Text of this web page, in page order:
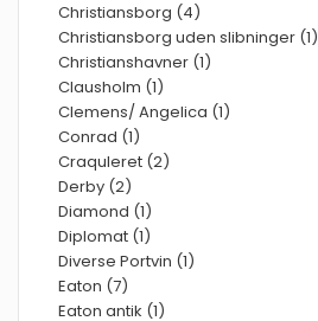
Christiansborg (4)
Christiansborg uden slibninger (1)
Christianshavner (1)
Clausholm (1)
Clemens/ Angelica (1)
Conrad (1)
Craquleret (2)
Derby (2)
Diamond (1)
Diplomat (1)
Diverse Portvin (1)
Eaton (7)
Eaton antik (1)